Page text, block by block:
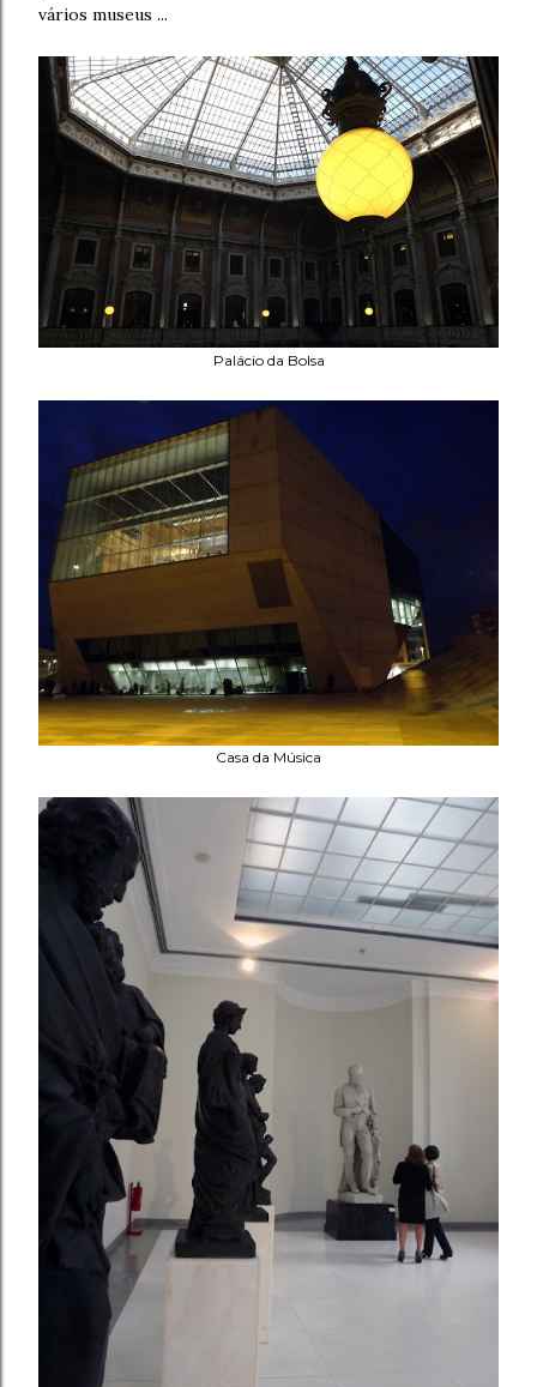
vários museus ...
Palácio da Bolsa
Casa da Música